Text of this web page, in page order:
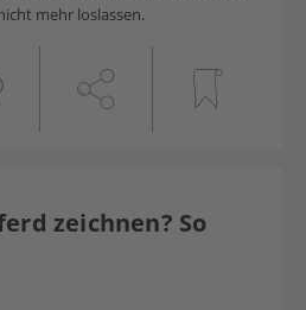
mehr loslassen.
zeichnen? So